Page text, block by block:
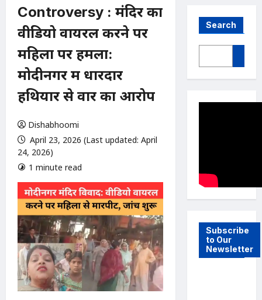
Controversy : मंदिर का
वीडियो वायरल करने पर
महिला पर हमला:
मोदीनगर में धारदार
हथियार से वार का आरोप
Dishabhoomi
April 23, 2026 (Last updated: April
24, 2026)
1 minute read
Search
Subscribe
to Our
Newsletter